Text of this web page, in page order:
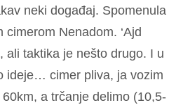
neki događaj. Spomenula
Nenadom. ‘Ajd
taktika je nešto drugo. I u
ideje… cimer pliva, ja vozim
a trčanje delimo (10,5-